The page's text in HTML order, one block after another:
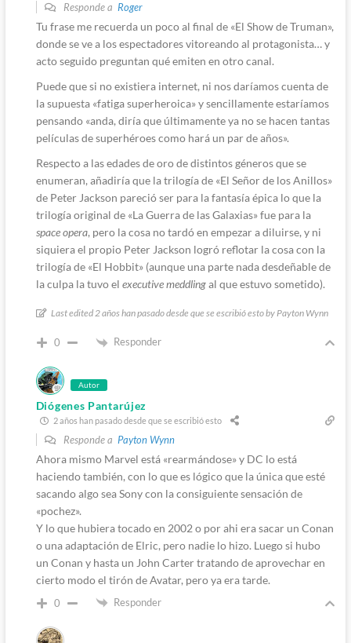
Responde a Roger
Tu frase me recuerda un poco al final de «El Show de Truman»,
donde se ve a los espectadores vitoreando al protagonista… y
acto seguido preguntan qué emiten en otro canal.
Puede que si no existiera internet, ni nos daríamos cuenta de
la supuesta «fatiga superheroica» y sencillamente estaríamos
pensando «anda, diría que últimamente ya no se hacen tantas
películas de superhéroes como hará un par de años».
Respecto a las edades de oro de distintos géneros que se
enumeran, añadiría que la trilogía de «El Señor de los Anillos»
de Peter Jackson pareció ser para la fantasía épica lo que la
trilogía original de «La Guerra de las Galaxias» fue para la
space opera, pero la cosa no tardó en empezar a diluirse, y ni
siquiera el propio Peter Jackson logró reflotar la cosa con la
trilogía de «El Hobbit» (aunque una parte nada desdeñable de
la culpa la tuvo el executive meddlingal que estuvo sometido).
Last edited 2 años han pasado desde que se escribió esto by Payton Wynn
0 Responder
Autor
Diógenes Pantarújez
2 años han pasado desde que se escribió esto
Responde a Payton Wynn
Ahora mismo Marvel está «rearmándose» y DC lo está
haciendo también, con lo que es lógico que la única que esté
sacando algo sea Sony con la consiguiente sensación de
«pochez».
Y lo que hubiera tocado en 2002 o por ahi era sacar un Conan
o una adaptación de Elric, pero nadie lo hizo. Luego si hubo
un Conan y hasta un John Carter tratando de aprovechar en
cierto modo el tirón de Avatar, pero ya era tarde.
0 Responder